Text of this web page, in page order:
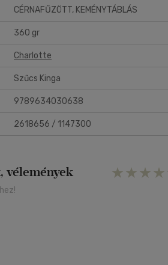
CÉRNAFŰZÖTT, KEMÉNYTÁBLÁS
360 gr
Charlotte
Szűcs Kinga
9789634030638
2618656 / 1147300
vélemények